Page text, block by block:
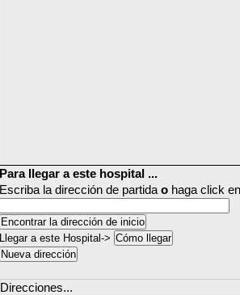
Para llegar a este hospital ...
Escriba la dirección de partida o haga click
Llegar a este Hospital->
Direcciones...